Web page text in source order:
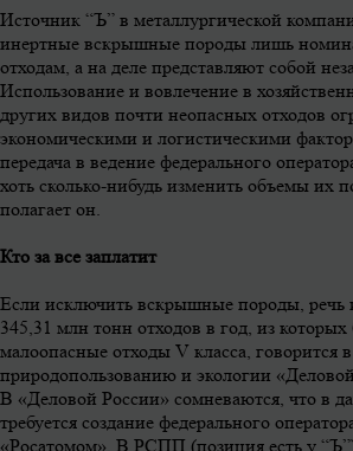
Источник “Ъ” в металлургической
инертные вскрышные породы лишь
отходам, а на деле представляют собой
Использование и вовлечение в
других видов почти неопасных отходов
экономическими и логистическими
передача в ведение федерального
хоть сколько-нибудь изменить объемы их
полагает он.
Кто за все заплатит
Если исключить вскрышные породы, речь
345,31 млн тонн отходов в год, из
малоопасные отходы V класса, говорится
природопользованию и экологии
В «Деловой России» сомневаются, что в
требуется создание федерального
«Росатомом». В РСПП (позиция есть у